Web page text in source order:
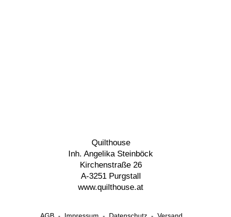
Quilthouse
Inh. Angelika Steinböck
Kirchenstraße 26
A-3251 Purgstall
www.quilthouse.at